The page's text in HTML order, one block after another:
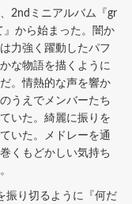
2ndミニアルバム『gr
から始まった。闇か
力強く躍動したパフ
な物語を描くように
。情熱的な声を響か
うえでメンバーたち
いた。綺麗に振りを
いた。メドレーを通
くもどかしい気持ち
振り切るように『何だ